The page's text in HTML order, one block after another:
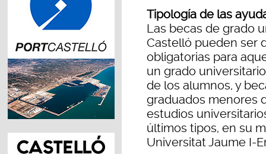
Tipología de las
Las becas de grado
Castelló pueden ser
obligatorias para
un grado
de los alumnos, y
graduados menores
estudios
últimos tipos, en su
Universitat Jaume I-